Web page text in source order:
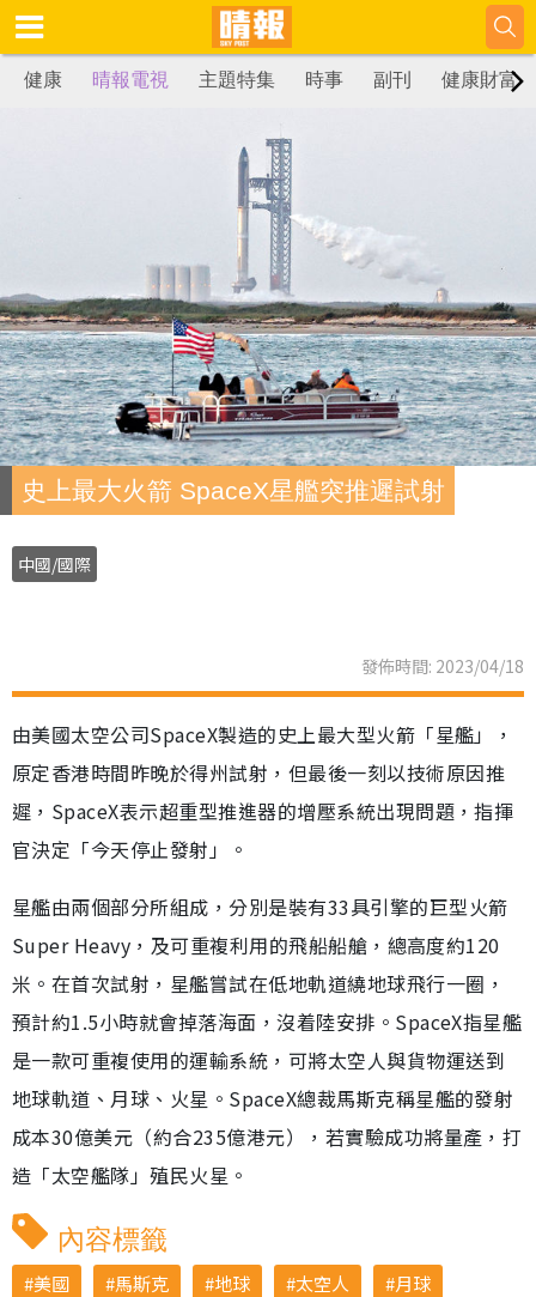
健康 晴報電視 主題特集 時事 副刊 健康財富
史上最大火箭 SpaceX星艦突推遲試射
中國/國際
發佈時間: 2023/04/18
由美國太空公司SpaceX製造的史上最大型火箭「星艦」，
原定香港時間昨晚於得州試射，但最後一刻以技術原因推
遲，SpaceX表示超重型推進器的增壓系統出現問題，指揮
官決定「今天停止發射」。
星艦由兩個部分所組成，分別是裝有33具引擎的巨型火箭
Super Heavy，及可重複利用的飛船船艙，總高度約120
米。在首次試射，星艦嘗試在低地軌道繞地球飛行一圈，
預計約1.5小時就會掉落海面，沒着陸安排。SpaceX指星艦
是一款可重複使用的運輸系統，可將太空人與貨物運送到
地球軌道、月球、火星。SpaceX總裁馬斯克稱星艦的發射
成本30億美元（約合235億港元），若實驗成功將量產，打
造「太空艦隊」殖民火星。
內容標籤
美國 馬斯克 地球 太空人
月球